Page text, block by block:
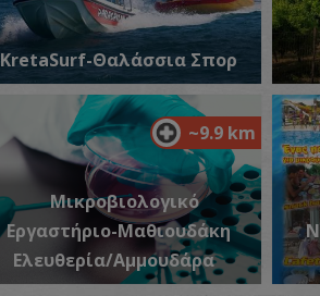
KretaSurf-Θαλάσσια Σπορ
~9.9 km
Μικροβιολογικό
Εργαστήριο-Μαθιουδάκη
Ελευθερία/Αμμουδάρα